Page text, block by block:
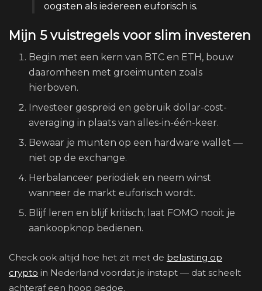
oogsten als iedereen euforisch is.
Mijn 5 vuistregels voor slim investeren
Begin met een kern van BTC en ETH, bouw
daaromheen met groeimunten zoals
hierboven.
Investeer gespreid en gebruik dollar-cost-
averaging in plaats van alles-in-één-keer.
Bewaar je munten op een hardware wallet —
niet op de exchange.
Herbalanceer periodiek en neem winst
wanneer de markt euforisch wordt.
Blijf leren en blijf kritisch; laat FOMO nooit je
aankoopknop bedienen.
Check ook altijd hoe het zit met de belasting op
crypto in Nederland voordat je instapt — dat scheelt
achteraf een hoop gedoe.